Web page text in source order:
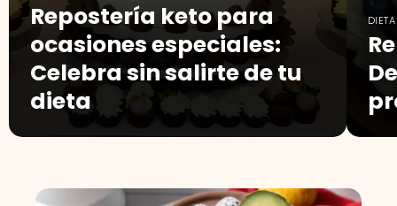
Repostería keto para
ocasiones especiales:
Celebra sin salirte de tu
dieta